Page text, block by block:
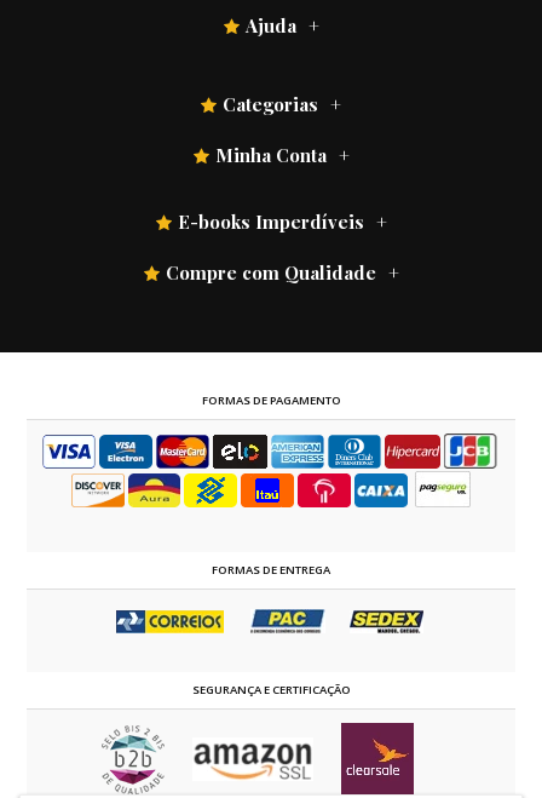
Ajuda
Categorias
Minha Conta
E-books Imperdíveis
Compre com Qualidade
FORMAS DE PAGAMENTO
FORMAS DE ENTREGA
SEGURANÇA E CERTIFICAÇÃO